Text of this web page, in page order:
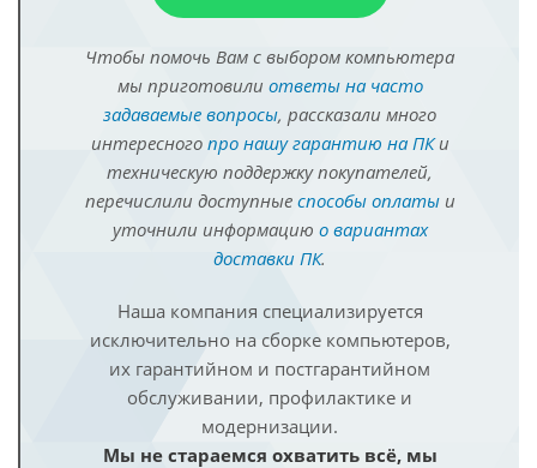
Чтобы помочь Вам с выбором компьютера
мы приготовили ответы на часто
задаваемые вопросы, рассказали много
интересного про нашу гарантию на ПКи
техническую поддержку покупателей,
перечислили доступные способы оплатыи
уточнили информацию о вариантах
доставки ПК.
Наша компания специализируется
исключительно на сборке компьютеров,
их гарантийном и постгарантийном
обслуживании, профилактике и
модернизации.
Мы не стараемся охватить всё, мы